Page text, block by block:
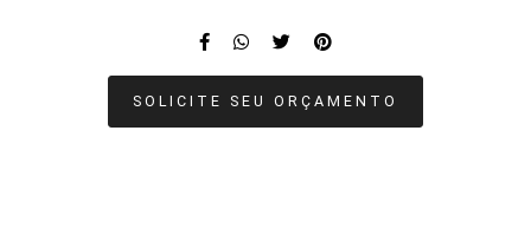
SOLICITE SEU ORÇAMENTO